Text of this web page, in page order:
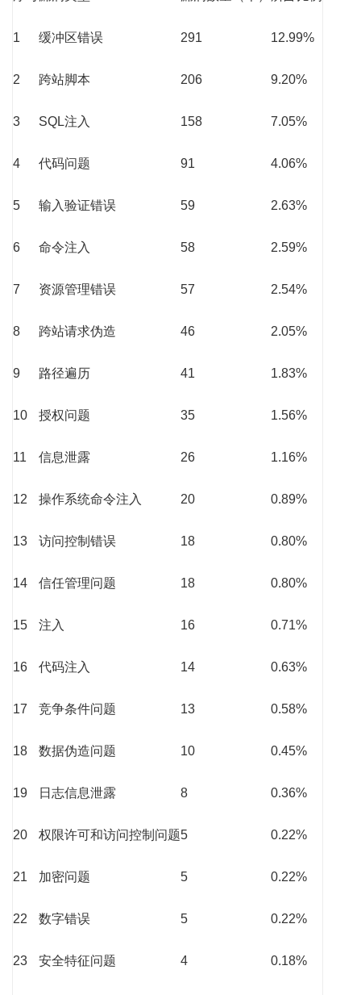
1 缓冲区错误 291 12.99%
2 跨站脚本 206 9.20%
3 SQL注入 158 7.05%
4 代码问题 91 4.06%
5 输入验证错误 59 2.63%
6 命令注入 58 2.59%
7 资源管理错误 57 2.54%
8 跨站请求伪造 46 2.05%
9 路径遍历 41 1.83%
10 授权问题 35 1.56%
11 信息泄露 26 1.16%
12 操作系统命令注入 20 0.89%
13 访问控制错误 18 0.80%
14 信任管理问题 18 0.80%
15 注入 16 0.71%
16 代码注入 14 0.63%
17 竞争条件问题 13 0.58%
18 数据伪造问题 10 0.45%
19 日志信息泄露 8 0.36%
20 权限许可和访问控制问题5 0.22%
21 加密问题 5 0.22%
22 数字错误 5 0.22%
23 安全特征问题 4 0.18%